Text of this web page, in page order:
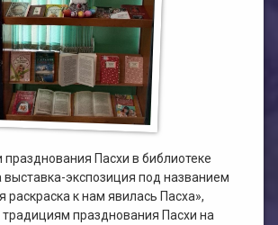
№1
№2
КАТАЛОГ
Пасхи в библиотеке
выставка-экспозиция под названием
раскраска к нам явилась Пасха»,
празднования Пасхи на